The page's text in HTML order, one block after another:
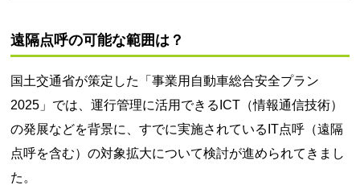
遠隔点呼の可能な範囲は？
国土交通省が策定した「事業用自動車総合安全プラン
2025」では、運行管理に活用できるICT（情報通信技術）
の発展などを背景に、すでに実施されているIT点呼（遠隔
点呼を含む）の対象拡大について検討が進められてきまし
た。